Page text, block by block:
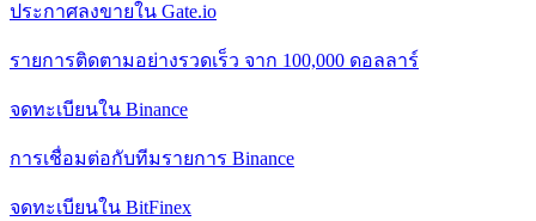
ประกาศลงขายใน Gate.io
รายการติดตามอย่างรวดเร็ว จาก 100,000 ดอลลาร์
จดทะเบียนใน Binance
การเชื่อมต่อกับทีมรายการ Binance
จดทะเบียนใน BitFinex